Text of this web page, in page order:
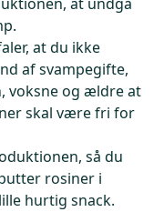
at undgå
at du ikke
af svampegifte,
voksne og ældre at
skal være fri for
så du
rosiner i
hurtig snack.